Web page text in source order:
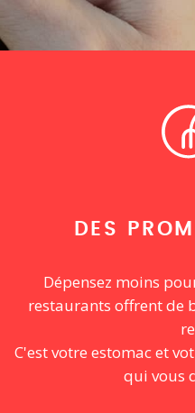
DES
Dépensez moins
restaurants offrent de
C'est votre estomac et
qui vous